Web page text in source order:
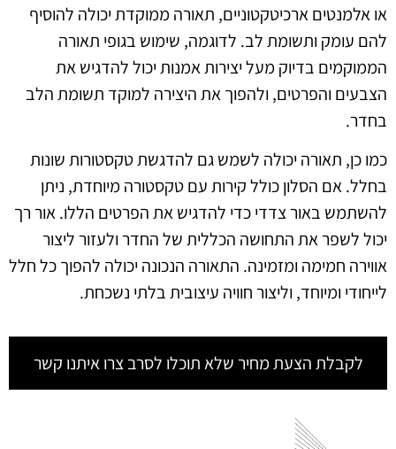
או אלמנטים ארכיטקטוניים, תאורה ממוקדת יכולה להוסיף
להם עומק ותשומת לב. לדוגמה, שימוש בגופי תאורה
הממוקמים בדיוק מעל יצירות אמנות יכול להדגיש את
הצבעים והפרטים, ולהפוך את היצירה למוקד תשומת הלב
בחדר.
כמו כן, תאורה יכולה לשמש גם להדגשת טקסטורות שונות
בחלל. אם הסלון כולל קירות עם טקסטורה מיוחדת, ניתן
להשתמש באור צדדי כדי להדגיש את הפרטים הללו. אור רך
יכול לשפר את התחושה הכללית של החדר ולעזור ליצור
אווירה חמימה ומזמינה. התאורה הנכונה יכולה להפוך כל חלל
לייחודי ומיוחד, וליצור חוויה עיצובית בלתי נשכחת.
לקבלת הצעת מחיר שלא תוכלו לסרב צרו איתנו קשר